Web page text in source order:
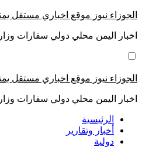
التجاوز
المحتوى
الجوزاء نيوز موقع اخباري مستقل
اخبار اليمن محلي دولي سفارات
الجوزاء نيوز موقع اخباري مستقل
اخبار اليمن محلي دولي سفارات
الرئيسية
أخبار وتقارير
دولية